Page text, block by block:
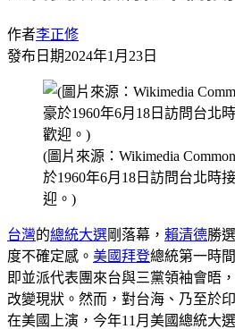
作者李正修
發布日期2024年1月23日
(圖片來源：Wikimedia
於1960年6月18日訪問台北時
迎。)
台灣的總統大選剛落幕， 賴清德勝
度不確定感。 美國拜登總統第一時
即並派代表團來台與三黨領袖會晤
改變現狀。然而，對台海、乃至於
在美國上演，今年11月美國總統大